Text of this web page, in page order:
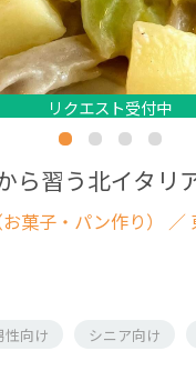
リクエスト受付中
リクエスト受付中
リクエスト受付中
リクエスト受付中
リクエスト受付中
ら習う北イタリ
菓子・パン作り） ／
性向け シニア向け